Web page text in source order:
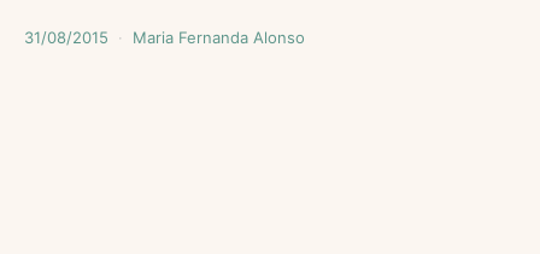
31/08/2015 Maria Fernanda Alonso